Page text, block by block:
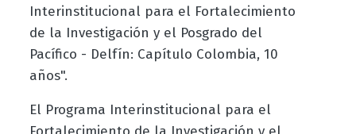
Interinstitucional para el Fortalecimiento
de la Investigación y el Posgrado del
Pacífico - Delfín: Capítulo Colombia, 10
años".
El Programa Interinstitucional para el